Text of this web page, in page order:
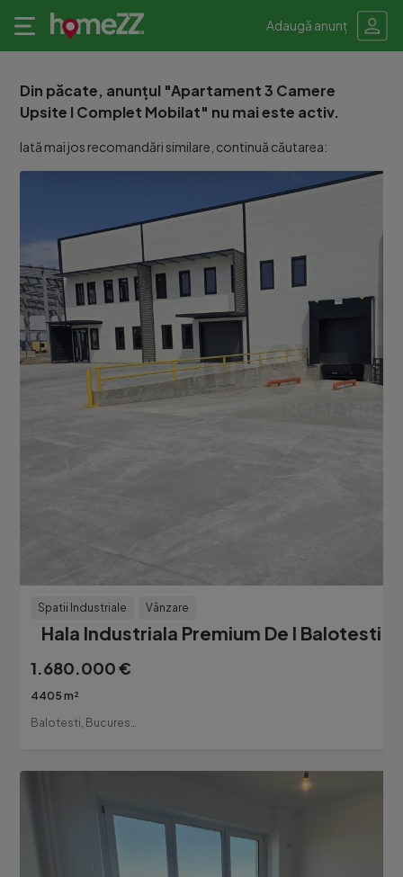
Adaugă anunț
Din păcate, anunțul "Apartament 3 Camere
Upsite l Complet Mobilat" nu mai este activ.
Iată mai jos recomandări similare, continuă căutarea:
Spatii Industriale Vânzare
Hala Industriala Premium De l Balotesti
1.680.000 €
4405 m²